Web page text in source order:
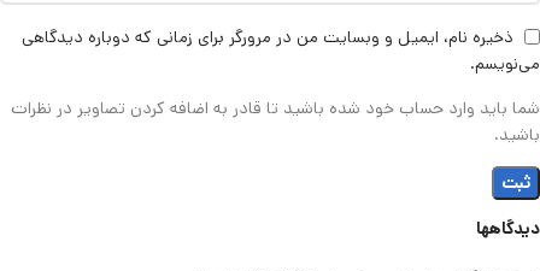
دیدگاهها
ذخیره نام، ایمیل و وبسایت من در مرورگر برای زمانی که دوباره دیدگاهی
می‌نویسم.
شما باید وارد حساب خود شده باشید تا قادر به اضافه کردن تصاویر در نظرات
باشید.